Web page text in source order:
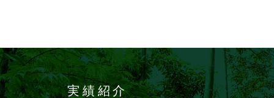
実績紹介